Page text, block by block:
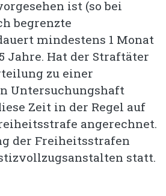
ist (so bei
begrenzte
mindestens 1 Monat
Jahre. Hat der Straftäter
zu einer
Untersuchungshaft
Zeit in der Regel auf
angerechnet.
der Freiheitsstrafen
statt.